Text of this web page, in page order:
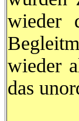
wieder
wieder
das